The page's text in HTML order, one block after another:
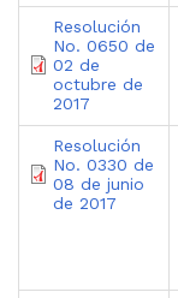
Resolución
No. 0650 de
02 de
octubre de
2017
Resolución
No. 0330 de
08 de junio
de 2017